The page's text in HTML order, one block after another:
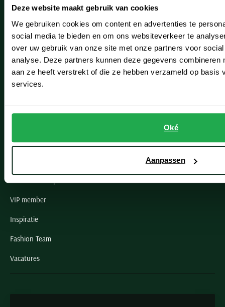
Deze website maakt gebruik van cookies
We gebruiken cookies om content en advertenties te
social media te bieden en om ons websiteverkeer te
over uw gebruik van onze site met onze partners voor
analyse. Deze partners kunnen deze gegevens combineren
aan ze heeft verstrekt of die ze hebben verzameld op basis
services.
Oké
Aanpassen
Hillegom
Leiderdorp
Lisse
Noordwijk
Schulte Herenmode
VIP member
Inspiratie
Fashion Team
Vacatures